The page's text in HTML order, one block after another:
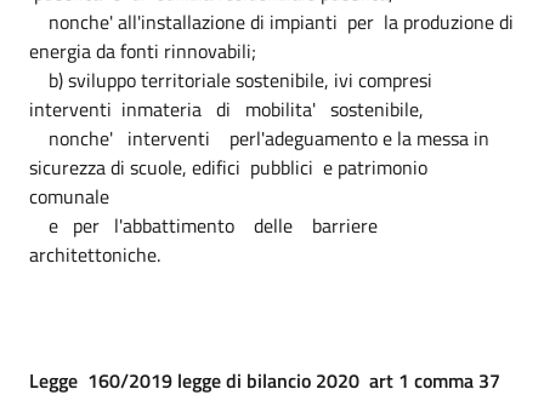
nonche' all'installazione di impianti per la produzione di
energia da fonti rinnovabili;
b) sviluppo territoriale sostenibile, ivi compresi
interventi inmateria di mobilita' sostenibile,
nonche' interventi perl'adeguamento e la messa in
sicurezza di scuole, edifici pubblici e patrimonio
comunale
e per l'abbattimento delle barriere
architettoniche.
Legge 160/2019 legge di bilancio 2020 art 1 comma 37